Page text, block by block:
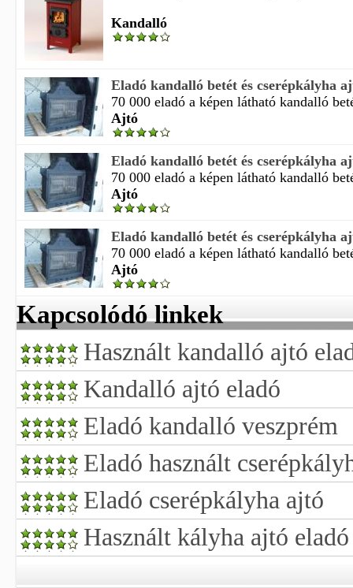
Kandalló
Eladó kandalló betét és cserépkályha
70 000 eladó a képen látható kandalló
Ajtó
Eladó kandalló betét és cserépkályha
70 000 eladó a képen látható kandalló
Ajtó
Eladó kandalló betét és cserépkályha
70 000 eladó a képen látható kandalló
Ajtó
Kapcsolódó linkek
Használt kandalló ajtó
Kandalló ajtó eladó
Eladó kandalló veszprém
Eladó használt
Eladó cserépkályha ajtó
Használt kályha ajtó eladó